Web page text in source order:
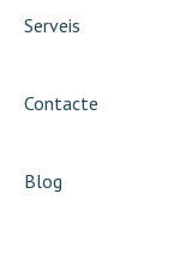
Serveis
Contacte
Blog